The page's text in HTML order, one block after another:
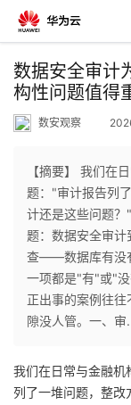
返
回
个
人
主
我
的
发
数据安全审计
构性问题值得
数安观察
【摘要】 我们在
题："审计报告列
计还是这些问题
题：数据安全审
查——数据库有没
一项都是"有"或"
正出事的案例往
隙没人管。一、审
我们在日常与金融机
列了一堆问题，整改